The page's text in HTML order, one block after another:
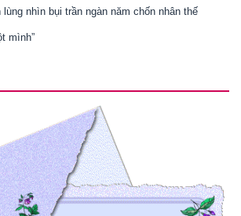
lùng nhìn bụi trần ngàn năm chốn nhân thế
mình”